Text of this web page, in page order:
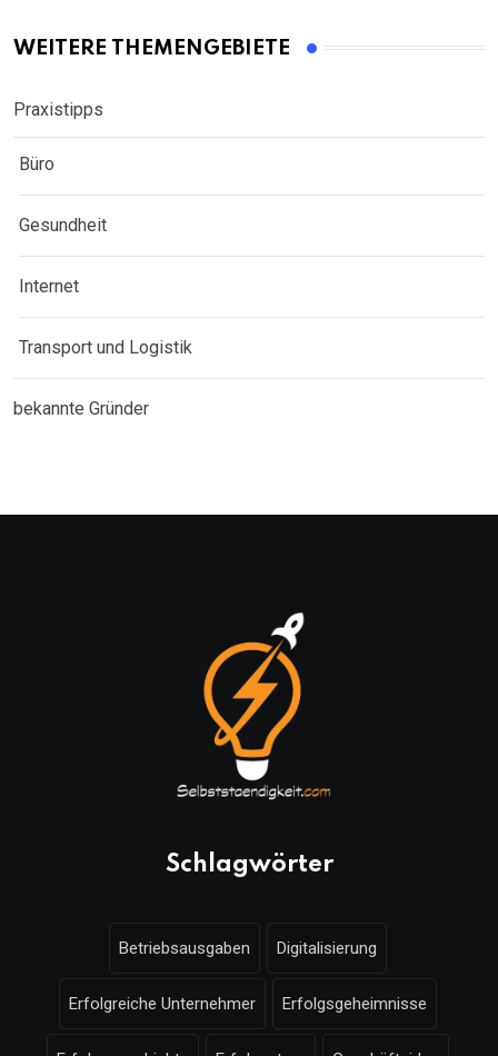
WEITERE THEMENGEBIETE
Praxistipps
Büro
Gesundheit
Internet
Transport und Logistik
bekannte Gründer
Schlagwörter
Betriebsausgaben Digitalisierung
Erfolgreiche Unternehmer Erfolgsgeheimnisse